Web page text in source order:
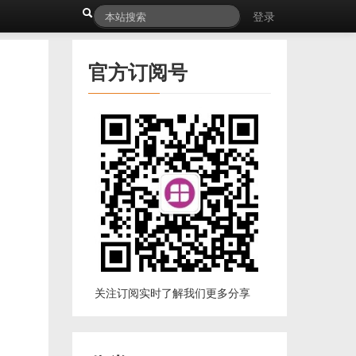
登录
官方订阅号
关注订阅实时了解我们更多分享